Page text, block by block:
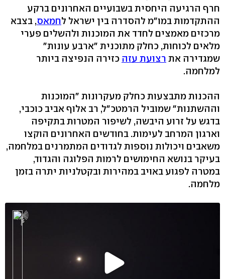
חרף הרגיעה היחסית בשבועיים האחרונים ברקע
ההתקדמות במו"מ להסדרה בין ישראל לחמאס, בצבא
מרכזים מאמצים לחדד את המוכנות ולהשלים פערי
מלאים לכוחות, כחלק מתוכנית "ארבע עונות"
שמגדירה את רצועת עזה כזירה הנפיצה ביותר
למלחמה.
ההכנות מתבצעות כחלק מעקרונות "המוכנות
וההשתנות" שמוביל הרמטכ"ל, רב אלוף אביב כוכבי,
בדגש על זרוע היבשה, לשיפור המטרות בתקיפה
וארגון המרחב לעימות. בחודשים האחרונים הוקצו
משאבים ויכולות נוספות לגדודים המתמרנים במלחמה,
בעיקר בנושא החימושים לרמות הפלוגה והגדוד,
במטרה לפגוע באויב במהירות ובקטלניות יתרה בזמן
מלחמה.